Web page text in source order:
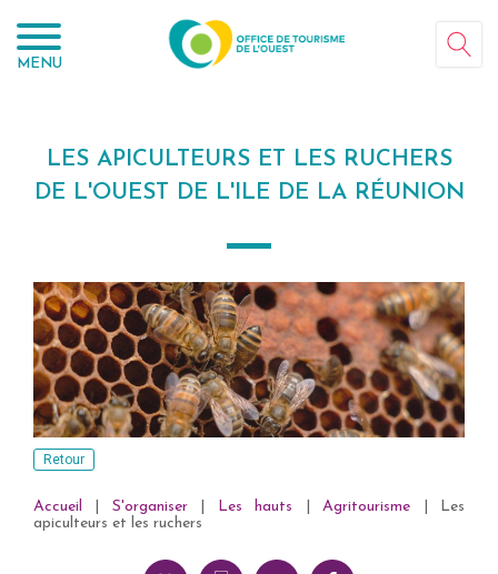
MENU
LES APICULTEURS ET LES RUCHERS
DE L'OUEST DE L'ILE DE LA RÉUNION
Retour
Accueil S'organiser| Les hauts |Agritourisme
Les
apiculteurs et les ruchers